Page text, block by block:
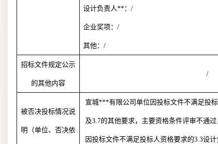
设计负责人**：/
企业奖项：/
其他：/
招标文件规定公示
的其他内容
/
被否决投标情况说
明（单位、否决依
宣城***有限公司单位因投标文件不满足投
及3.7的其他要求，主要资格条件评审不通
因投标文件不满足投标人资格要求的3.3设